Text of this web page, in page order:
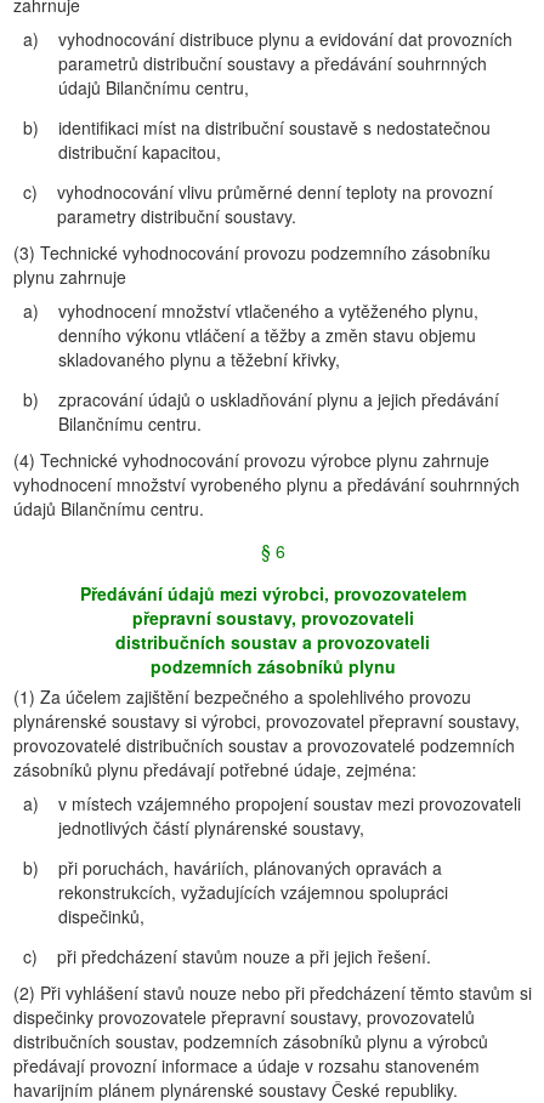
zahrnuje
a)
vyhodnocování distribuce plynu a evidování dat provozních
parametrů distribuční soustavy a předávání souhrnných
údajů Bilančnímu centru,
b)
identifikaci míst na distribuční soustavě s nedostatečnou
distribuční kapacitou,
c)
vyhodnocování vlivu průměrné denní teploty na provozní
parametry distribuční soustavy.
(3) Technické vyhodnocování provozu podzemního zásobníku
plynu zahrnuje
a)
vyhodnocení množství vtlačeného a vytěženého plynu,
denního výkonu vtláčení a těžby a změn stavu objemu
skladovaného plynu a těžební křivky,
b)
zpracování údajů o uskladňování plynu a jejich předávání
Bilančnímu centru.
(4) Technické vyhodnocování provozu výrobce plynu zahrnuje
vyhodnocení množství vyrobeného plynu a předávání souhrnných
údajů Bilančnímu centru.
§ 6
Předávání údajů mezi výrobci, provozovatelem
přepravní soustavy, provozovateli
distribučních soustav a provozovateli
podzemních zásobníků plynu
(1) Za účelem zajištění bezpečného a spolehlivého provozu
plynárenské soustavy si výrobci, provozovatel přepravní soustavy,
provozovatelé distribučních soustav a provozovatelé podzemních
zásobníků plynu předávají potřebné údaje, zejména:
a)
v místech vzájemného propojení soustav mezi provozovateli
jednotlivých částí plynárenské soustavy,
b)
při poruchách, haváriích, plánovaných opravách a
rekonstrukcích, vyžadujících vzájemnou spolupráci
dispečinků,
c)
při předcházení stavům nouze a při jejich řešení.
(2) Při vyhlášení stavů nouze nebo při předcházení těmto stavům si
dispečinky provozovatele přepravní soustavy, provozovatelů
distribučních soustav, podzemních zásobníků plynu a výrobců
předávají provozní informace a údaje v rozsahu stanoveném
havarijním plánem plynárenské soustavy České republiky.